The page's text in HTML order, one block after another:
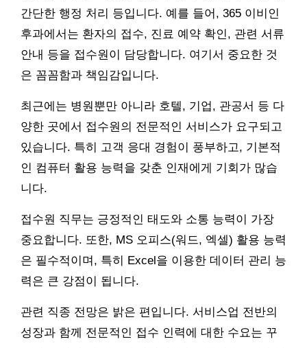
간단한 행정 처리 등입니다. 예를 들어, 365 이비인
후과에서는 환자의 접수, 진료 예약 확인, 관련 서류
안내 등을 접수원이 담당합니다. 여기서 중요한 것
은 꼼꼼함과 책임감입니다.
최근에는 병원뿐만 아니라 호텔, 기업, 관공서 등 다
양한 곳에서 접수원의 전문적인 서비스가 요구되고
있습니다. 특히 고객 응대 경험이 풍부하고, 기본적
인 컴퓨터 활용 능력을 갖춘 인재에게 기회가 많습
니다.
접수원 직무는 긍정적인 태도와 소통 능력이 가장
중요합니다. 또한, MS 오피스(워드, 엑셀) 활용 능력
은 필수적이며, 특히 Excel을 이용한 데이터 관리 능
력은 큰 강점이 됩니다.
관련 직종 전망은 밝은 편입니다. 서비스업 전반의
성장과 함께 전문적인 접수 인력에 대한 수요는 꾸